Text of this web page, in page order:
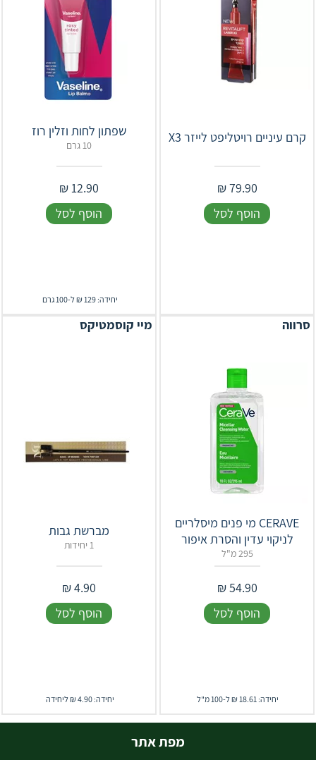
קרם עיניים רויטליפט לייזר X3
79.90
₪
הוסף לסל
שפתון לחות וזלין רוז
10 גרם
12.90
₪
הוסף לסל
יחידה: 129 ₪ ל-100 גרם
סרווה
CERAVE מי פנים מיסלריים
לניקוי עדין והסרת איפור
295 מ"ל
54.90
₪
הוסף לסל
יחידה: 18.61 ₪ ל-100 מ"ל
מיי קוסמטיקס
מברשת גבות
1 יחידות
4.90
₪
הוסף לסל
יחידה: 4.90 ₪ ליחידה
מפת אתר